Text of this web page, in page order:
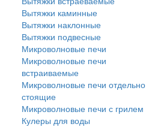
Вытяжки каминные
Вытяжки наклонные
Вытяжки подвесные
Микроволновые печи
Микроволновые печи
встраиваемые
Микроволновые печи отдельно
стоящие
Микроволновые печи с грилем
Кулеры для воды